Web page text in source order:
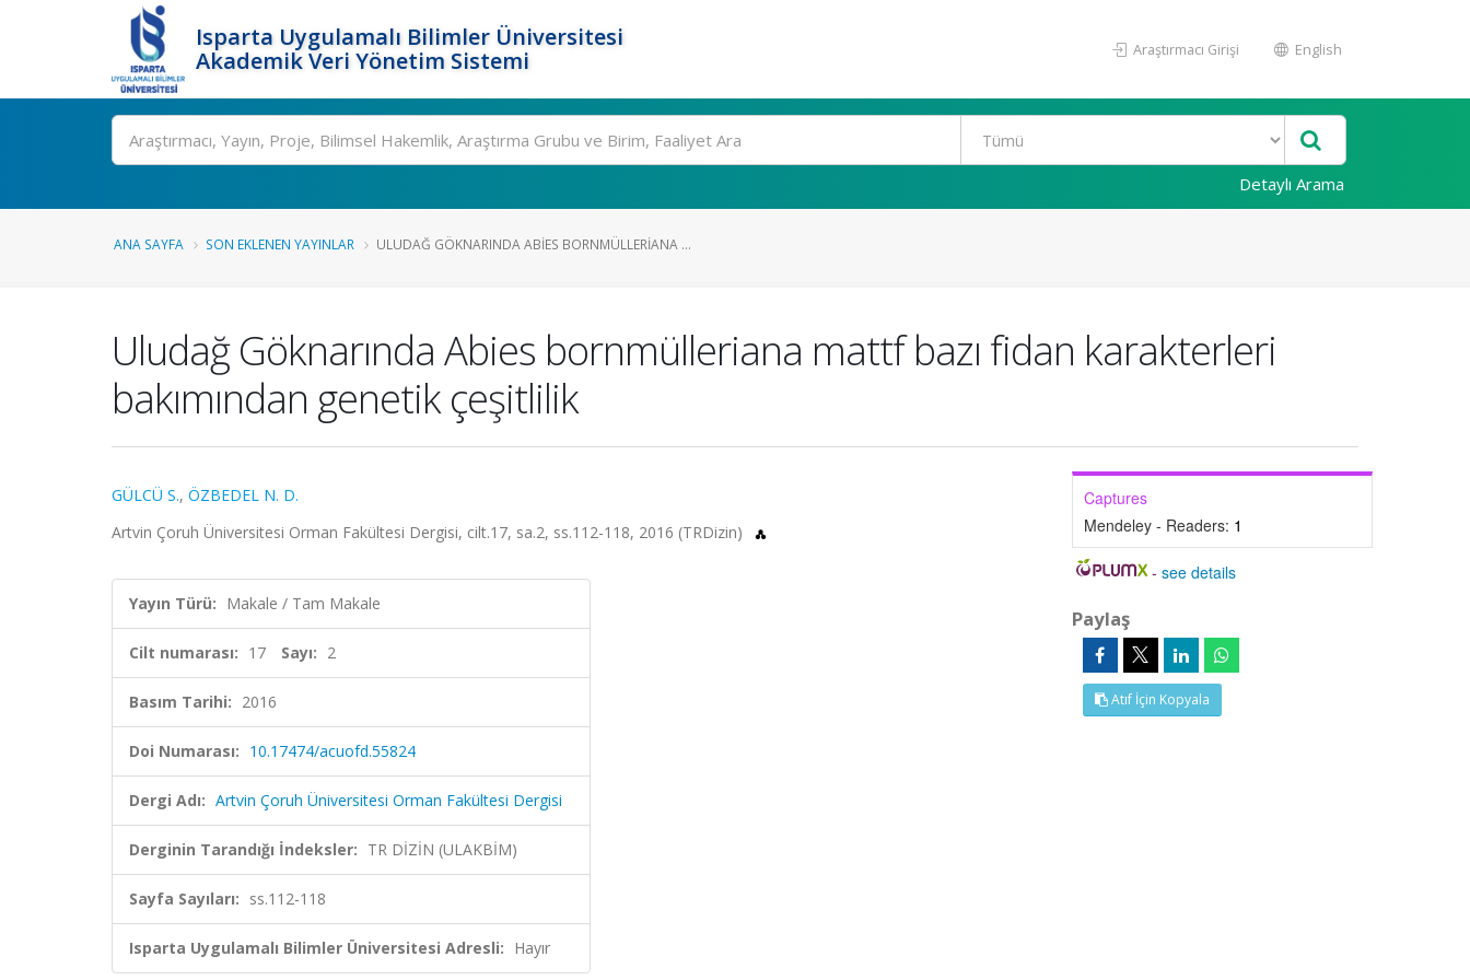
Isparta Uygulamalı Bilimler Üniversitesi
Akademik Veri Yönetim Sistemi
Araştırmacı Girişi English
Ara
Detaylı Arama
ANA SAYFA SON EKLENEN YAYINLAR ULUDAĞ GÖKNARINDA ABIES BORNMÜLLERIANA ...
Uludağ Göknarında Abies bornmülleriana mattf bazı fidan karakterleri
bakımından genetik çeşitlilik
GÜLCÜ S., ÖZBEDEL N. D.
Artvin Çoruh Üniversitesi Orman Fakültesi Dergisi, cilt.17, sa.2, ss.112-118, 2016 (TRDizin)
Yayın Türü: Makale / Tam Makale
Cilt numarası: 17 Sayı: 2
Basım Tarihi: 2016
Doi Numarası: 10.17474/acuofd.55824
Dergi Adı: Artvin Çoruh Üniversitesi Orman Fakültesi Dergisi
Derginin Tarandığı İndeksler: TR DİZİN (ULAKBİM)
Sayfa Sayıları: ss.112-118
Isparta Uygulamalı Bilimler Üniversitesi Adresli: Hayır
Captures
Mendeley - Readers: 1
-see details
Paylaş
Atıf İçin Kopyala